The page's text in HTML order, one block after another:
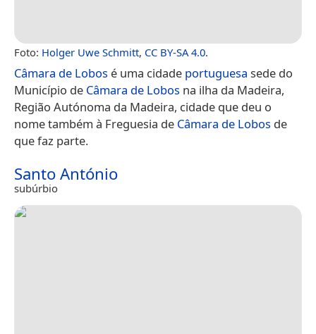
Foto: Holger Uwe Schmitt, CC BY-SA 4.0.
Câmara de Lobos é uma cidade portuguesa sede do
Município de Câmara de Lobos na ilha da Madeira,
Região Autónoma da Madeira, cidade que deu o
nome também à Freguesia de Câmara de Lobos de
que faz parte.
Santo António
subúrbio